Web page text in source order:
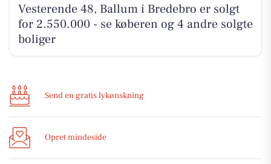
Vesterende 48, Ballum i Bredebro er solgt
for 2.550.000 - se køberen og 4 andre solgte
boliger
Send en gratis lykønskning
Opret mindeside